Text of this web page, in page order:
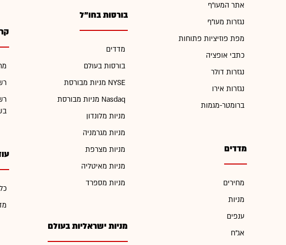
אתר המעו"ף
נגזרות מעו"ף
מפת פוזיציות פתוחות
כתבי אופציה
נגזרות דולר
נגזרות אירו
ברומטר-מגמות
מדדים
מחירים
מניות
ענפים
אג"ח
בורסות בחו"ל
מדדים
בורסות בעולם
מניות מבורסת NYSE
מניות מבורסת Nasdaq
מניות מלונדון
מניות מגרמניה
מניות מצרפת
מניות מאיטליה
מניות מספרד
מניות ישראליות בעולם